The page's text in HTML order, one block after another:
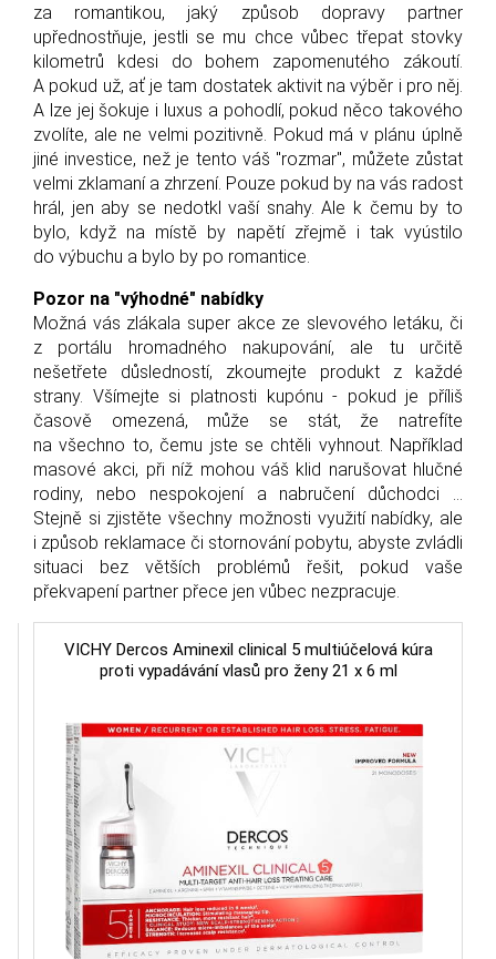
za romantikou, jaký způsob dopravy partner
upřednostňuje, jestli se mu chce vůbec třepat stovky
kilometrů kdesi do bohem zapomenutého zákoutí.
A pokud už, ať je tam dostatek aktivit na výběr i pro něj.
A lze jej šokuje i luxus a pohodlí, pokud něco takového
zvolíte, ale ne velmi pozitivně. Pokud má v plánu úplně
jiné investice, než je tento váš "rozmar", můžete zůstat
velmi zklamaní a zhrzení. Pouze pokud by na vás radost
hrál, jen aby se nedotkl vaší snahy. Ale k čemu by to
bylo, když na místě by napětí zřejmě i tak vyústilo
do výbuchu a bylo by po romantice.
Pozor na "výhodné" nabídky
Možná vás zlákala super akce ze slevového letáku, či
z portálu hromadného nakupování, ale tu určitě
nešetřete důsledností, zkoumejte produkt z každé
strany. Všímejte si platnosti kupónu - pokud je příliš
časově omezená, může se stát, že natrefíte
na všechno to, čemu jste se chtěli vyhnout. Například
masové akci, při níž mohou váš klid narušovat hlučné
rodiny, nebo nespokojení a nabručení důchodci ...
Stejně si zjistěte všechny možnosti využití nabídky, ale
i způsob reklamace či stornování pobytu, abyste zvládli
situaci bez větších problémů řešit, pokud vaše
překvapení partner přece jen vůbec nezpracuje.
VICHY Dercos Aminexil clinical 5 multiúčelová kúra
proti vypadávání vlasů pro ženy 21 x 6 ml